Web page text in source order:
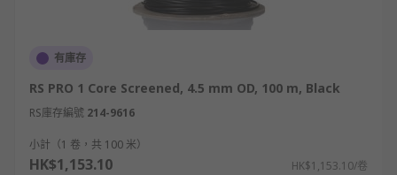
有庫存
RS PRO 1 Core Screened, 4.5 mm OD, 100 m, Black
RS庫存編號 214-9616
小計（1 卷，共 100 米）
HK$1,153.10 HK$1,153.10/卷